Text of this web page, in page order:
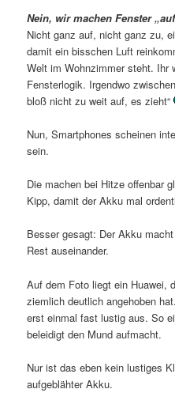
Nein, wir machen Fenster
Nicht ganz auf, nicht ganz zu,
damit ein bisschen Luft
Welt im Wohnzimmer steht. Ihr
Fensterlogik. Irgendwo
bloß nicht zu weit auf, es zieht“
Nun, Smartphones scheinen
sein.
Die machen bei Hitze offenbar
Kipp, damit der Akku mal
Besser gesagt: Der Akku
Rest auseinander.
Auf dem Foto liegt ein Huawei,
ziemlich deutlich angehoben
erst einmal fast lustig aus. So
beleidigt den Mund aufmacht.
Nur ist das eben kein lustiges
aufgeblähter Akku.